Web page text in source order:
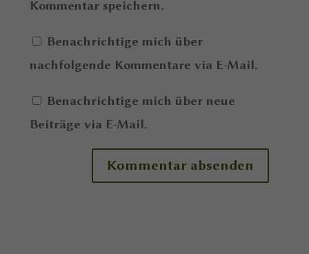
Kommentar speichern.
Benachrichtige mich über
nachfolgende Kommentare via E-Mail.
Benachrichtige mich über neue
Beiträge via E-Mail.